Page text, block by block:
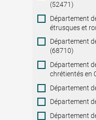
(52471)
Département
étrusques et
Département
(68710)
Département
chrétientés en
Département
Département
Département